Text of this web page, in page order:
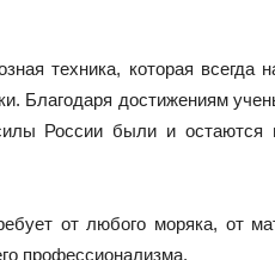
техника, которая всегда
Благодаря достижениям
России были и
от любого моряка, от
профессионализма.